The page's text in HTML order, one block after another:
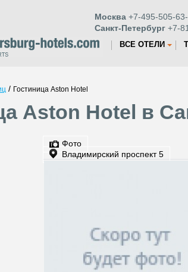
Москва +7-495-505-
Санкт-Петербург +7-
ВСЕ ОТЕЛИ
/ Гостиница Aston Hotel
Aston Hotel в
Фото
Владимирский проспект 5